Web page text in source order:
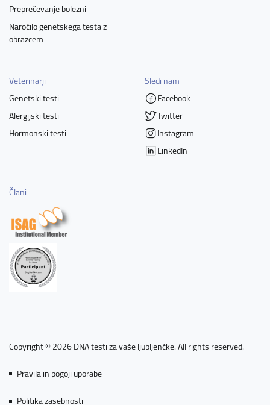
Preprečevanje bolezni
Naročilo genetskega testa z
obrazcem
Veterinarji
Genetski testi
Alergijski testi
Hormonski testi
Sledi nam
Facebook
Twitter
Instagram
LinkedIn
Člani
Copyright © 2026 DNA testi za vaše ljubljenčke. All rights reserved.
Pravila in pogoji uporabe
Politika zasebnosti